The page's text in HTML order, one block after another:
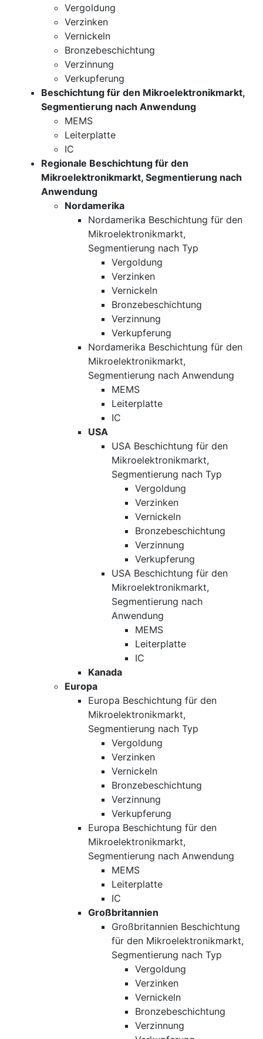
Vergoldung
Verzinken
Vernickeln
Bronzebeschichtung
Verzinnung
Verkupferung
Beschichtung für den Mikroelektronikmarkt,
Segmentierung nach Anwendung
MEMS
Leiterplatte
IC
Regionale Beschichtung für den
Mikroelektronikmarkt, Segmentierung nach
Anwendung
Nordamerika
Nordamerika Beschichtung für den
Mikroelektronikmarkt,
Segmentierung nach Typ
Vergoldung
Verzinken
Vernickeln
Bronzebeschichtung
Verzinnung
Verkupferung
Nordamerika Beschichtung für den
Mikroelektronikmarkt,
Segmentierung nach Anwendung
MEMS
Leiterplatte
IC
USA
USA Beschichtung für den
Mikroelektronikmarkt,
Segmentierung nach Typ
Vergoldung
Verzinken
Vernickeln
Bronzebeschichtung
Verzinnung
Verkupferung
USA Beschichtung für den
Mikroelektronikmarkt,
Segmentierung nach
Anwendung
MEMS
Leiterplatte
IC
Kanada
Europa
Europa Beschichtung für den
Mikroelektronikmarkt,
Segmentierung nach Typ
Vergoldung
Verzinken
Vernickeln
Bronzebeschichtung
Verzinnung
Verkupferung
Europa Beschichtung für den
Mikroelektronikmarkt,
Segmentierung nach Anwendung
MEMS
Leiterplatte
IC
Großbritannien
Großbritannien Beschichtung
für den Mikroelektronikmarkt,
Segmentierung nach Typ
Vergoldung
Verzinken
Vernickeln
Bronzebeschichtung
Verzinnung